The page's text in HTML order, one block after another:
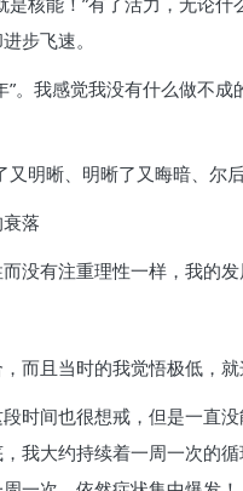
步飞速。
”。我感觉我没有什么做不
又明晰、明晰了又晦暗、尔
落
没有注重理性一样，我的
而且当时的我觉悟极低，
时间也很想戒，但是一直
我大约持续着一周一次的